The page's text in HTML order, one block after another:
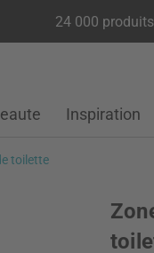
24 000
Inspiration
toilette